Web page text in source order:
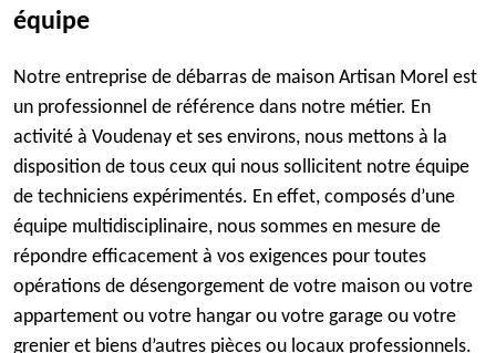
équipe
Notre entreprise de débarras de maison Artisan Morel est
un professionnel de référence dans notre métier. En
activité à Voudenay et ses environs, nous mettons à la
disposition de tous ceux qui nous sollicitent notre équipe
de techniciens expérimentés. En effet, composés d’une
équipe multidisciplinaire, nous sommes en mesure de
répondre efficacement à vos exigences pour toutes
opérations de désengorgement de votre maison ou votre
appartement ou votre hangar ou votre garage ou votre
grenier et biens d’autres pièces ou locaux professionnels.